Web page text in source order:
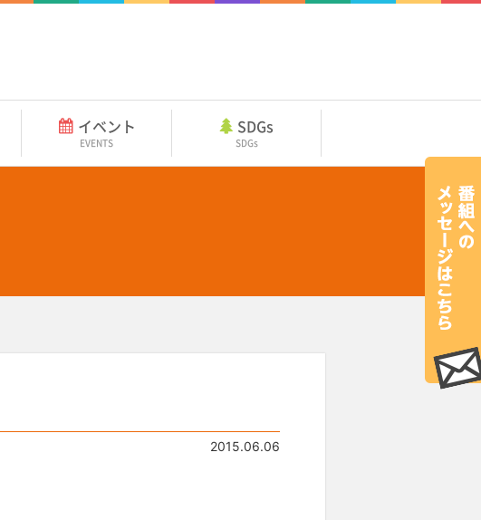
イベント
EVENTS
SDGs
SDGs
2015.06.06